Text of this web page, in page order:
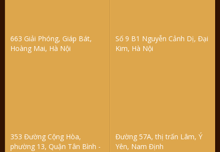
663 Giải Phóng, Giáp Bát,
Hoàng Mai, Hà Nội
Số 9 B1 Nguyễn Cảnh Dị, Đại
Kim, Hà Nội
353 Đường Cộng Hòa,
phường 13, Quận Tân Bình -
Đường 57A, thị trấn Lâm, Ý
Yên, Nam Định